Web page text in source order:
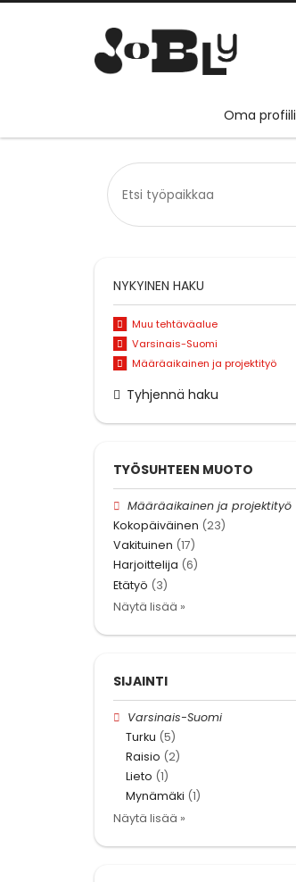
Oma profiili
NYKYINEN HAKU
Muu tehtäväalue
Varsinais-Suomi
Määräaikainen ja projektityö
Tyhjennä haku
TYÖSUHTEEN MUOTO
Määräaikainen ja projektityö
Kokopäiväinen (23)
Vakituinen (17)
Harjoittelija (6)
Etätyö (3)
Näytä lisää »
SIJAINTI
Varsinais-Suomi
Turku (5)
Raisio (2)
Lieto (1)
Mynämäki (1)
Näytä lisää »